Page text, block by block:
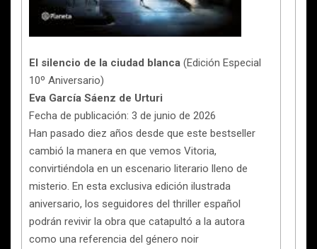
El silencio de la ciudad blanca (Edición Especial
10º Aniversario)
Eva García Sáenz de Urturi
Fecha de publicación: 3 de junio de 2026
Han pasado diez años desde que este bestseller
cambió la manera en que vemos Vitoria,
convirtiéndola en un escenario literario lleno de
misterio. En esta exclusiva edición ilustrada
aniversario, los seguidores del thriller español
podrán revivir la obra que catapultó a la autora
como una referencia del género noir